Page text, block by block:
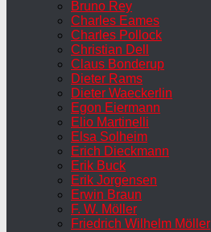
Bruno Rey
Charles Eames
Charles Pollock
Christian Dell
Claus Bonderup
Dieter Rams
Dieter Waeckerlin
Egon Eiermann
Elio Martinelli
Elsa Solheim
Erich Dieckmann
Erik Buck
Erik Jorgensen
Erwin Braun
F. W. Möller
Friedrich Wilhelm Möller